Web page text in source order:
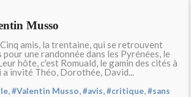
Musso
amis, la trentaine, qui se retrouvent
une randonnée dans les Pyrénées, le
hôte, c'est Romuald, le gamin des cités à
invité Théo, Dorothée, David...
,#Valentin Musso,#avis,#critique,#sans